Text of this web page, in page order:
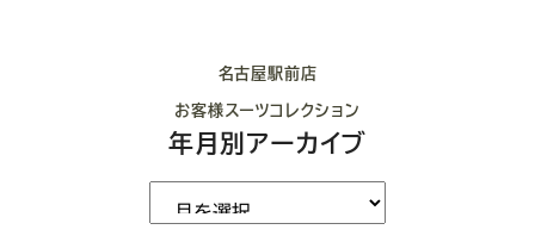
名古屋駅前店
お客様スーツコレクション
年月別アーカイブ